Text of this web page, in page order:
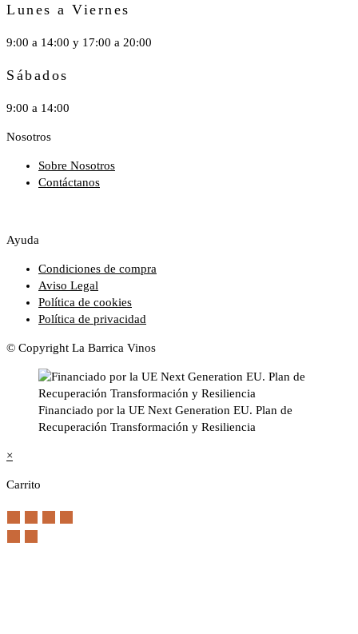
Lunes a Viernes
9:00 a 14:00 y 17:00 a 20:00
Sábados
9:00 a 14:00
Nosotros
Sobre Nosotros
Contáctanos
Ayuda
Condiciones de compra
Aviso Legal
Política de cookies
Política de privacidad
© Copyright La Barrica Vinos
Financiado por la UE Next Generation EU. Plan de
Recuperación Transformación y Resiliencia
×
Carrito